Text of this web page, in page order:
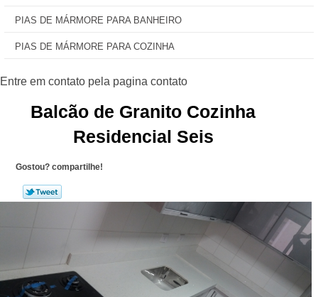
PIAS DE MÁRMORE PARA BANHEIRO
PIAS DE MÁRMORE PARA COZINHA
Balcão de Granito Cozinha
Residencial Seis
Gostou? compartilhe!